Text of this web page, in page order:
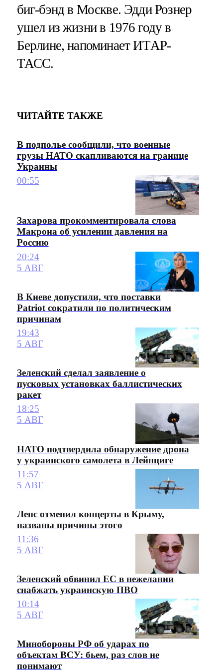
биг-бэнд в Москве. Эдди Рознер
ушел из жизни в 1976 году в
Берлине, напоминает ИТАР-
ТАСС.
ЧИТАЙТЕ ТАКЖЕ
В подполье сообщили, что военные
грузы НАТО скапливаются на границе
Украины
00:55
Захарова прокомментировала слова
Макрона об усилении давления на
Россию
20:24
5 АВГ
В Киеве допустили, что поставки
Patriot сократили по политическим
причинам
19:43
5 АВГ
Зеленский сделал заявление о
пусковых установках баллистических
ракет
18:25
5 АВГ
НАТО подтвердила обнаружение дрона
у украинского самолета в Лейпциге
11:57
5 АВГ
Лепс отменил концерты в Крыму,
названы причины этого
11:36
5 АВГ
Зеленский обвинил ЕС в нежелании
снабжать украинскую ПВО
10:14
5 АВГ
Минобороны РФ об ударах по
объектам ВСУ: бьем, раз слов не
понимают